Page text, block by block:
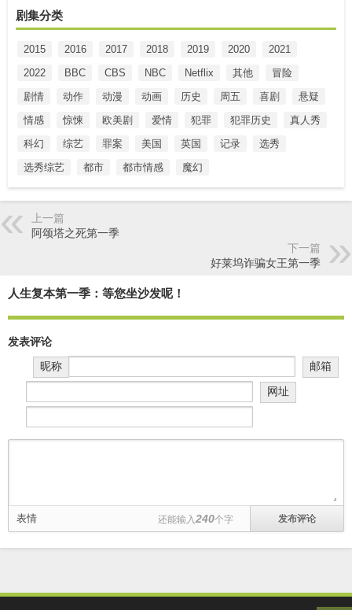
剧集分类
2015 2016 2017 2018 2019 2020
2021
2022
BBC CBS NBC Netflix 其他
冒险
剧情
动作 动漫 动画 历史 周五 喜剧
悬疑
情感
惊悚 欧美剧 爱情 犯罪 犯罪历史
真人秀
科幻
综艺 罪案 美国 英国 记录
选秀
选秀综艺
都市 都市情感 魔幻
上一篇
阿颂塔之死第一季
下一篇
好莱坞诈骗女王第一季
人生复本第一季：等您坐沙发呢！
发表评论
昵称
邮箱
网址
表情 还能输入240个字